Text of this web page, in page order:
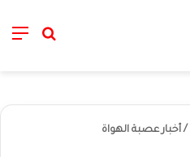
خانة
/ أخبار عصبة الهواة